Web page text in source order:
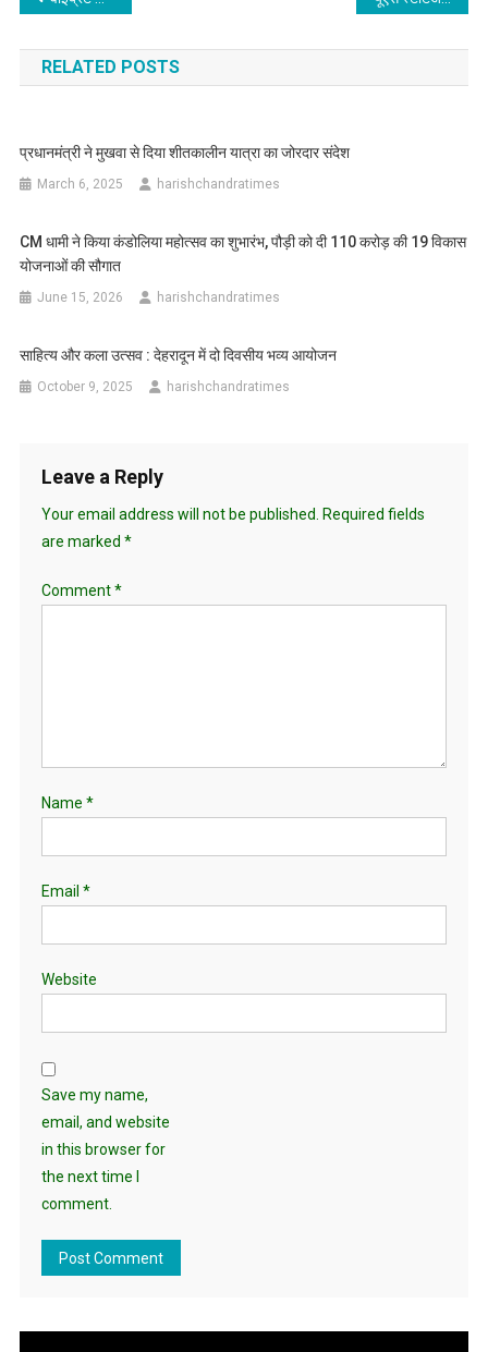
navigation
RELATED POSTS
प्रधानमंत्री ने मुखवा से दिया शीतकालीन यात्रा का जोरदार संदेश
March 6, 2025 harishchandratimes
CM धामी ने किया कंडोलिया महोत्सव का शुभारंभ, पौड़ी को दी 110 करोड़ की 19 विकास
योजनाओं की सौगात
June 15, 2026 harishchandratimes
साहित्य और कला उत्सव : देहरादून में दो दिवसीय भव्य आयोजन
October 9, 2025 harishchandratimes
Leave a Reply
Your email address will not be published.
Required fields
are marked *
Comment*
Name *
Email *
Website
Save my name,
email, and website
in this browser for
the next time I
comment.